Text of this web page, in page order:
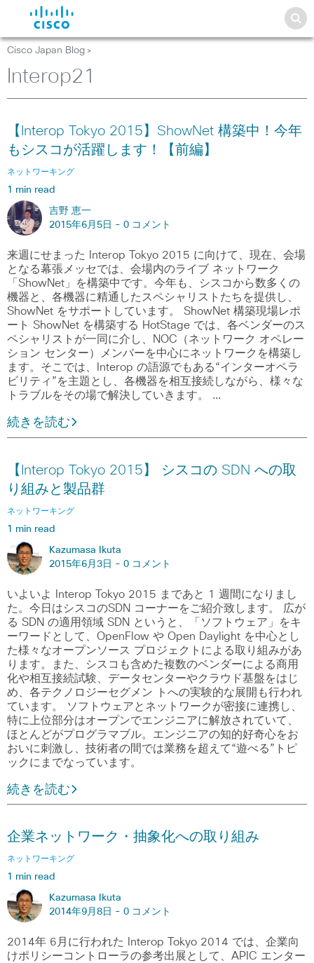
Cisco Japan Blog >
Interop21
【Interop Tokyo 2015】ShowNet 構築中！今年
もシスコが活躍します！【前編】
ネットワーキング
1 min read
吉野 恵一
2015年6月5日 - 0 コメント
来週にせまった Interop Tokyo 2015 に向けて、現在、会場
となる幕張メッセでは、会場内のライブ ネットワーク
「ShowNet」を構築中です。今年も、シスコから数多くの
機器と、各機器に精通したスペシャリストたちを提供し、
ShowNet をサポートしています。 ShowNet 構築現場レポ
ート ShowNet を構築する HotStage では、各ベンダーのス
ペシャリストが一同に介し、NOC（ネットワーク オペレー
ション センター）メンバーを中心にネットワークを構築し
ます。そこでは、Interop の語源でもある“インターオペラ
ビリティ”を主題とし、各機器を相互接続しながら、様々な
トラブルをその場で解決していきます。 …
続きを読む
【Interop Tokyo 2015】 シスコの SDN への取
り組みと製品群
ネットワーキング
1 min read
Kazumasa Ikuta
2015年6月3日 - 0 コメント
いよいよ Interop Tokyo 2015 まであと 1 週間になりまし
た。今日はシスコのSDN コーナーをご紹介致します。 広が
る SDN の適用領域 SDN というと、「ソフトウェア」をキ
ーワードとして、OpenFlow や Open Daylight を中心とし
た様々なオープンソース プロジェクトによる取り組みがあ
ります。また、シスコも含めた複数のベンダーによる商用
化や相互接続試験、データセンターやクラウド基盤をはじ
め、各テクノロジーセグメン トへの実験的な展開も行われ
ています。 ソフトウェアとネットワークが密接に連携し、
特に上位部分はオープンでエンジニアに解放されていて、
ほとんどがプログラマブル。エンジニアの知的好奇心をお
おいに刺激し、技術者の間では業務を超えて“遊べる”トピ
ックにまでなっています。
続きを読む
企業ネットワーク・抽象化への取り組み
ネットワーキング
1 min read
Kazumasa Ikuta
2014年9月8日 - 0 コメント
2014年 6月に行われた Interop Tokyo 2014 では、企業向
けポリシーコントローラの参考出展として、APIC エンター